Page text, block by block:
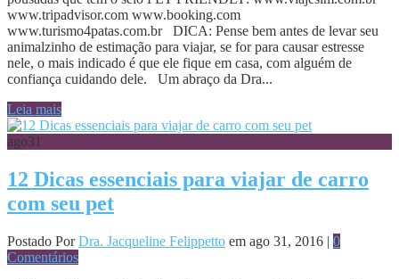
www.tripadvisor.com www.booking.com
www.turismo4patas.com.br DICA: Pense bem antes de levar seu
animalzinho de estimação para viajar, se for para causar estresse
nele, o mais indicado é que ele fique em casa, com alguém de
confiança cuidando dele. Um abraço da Dra...
Leia mais
ago31
12 Dicas essenciais para viajar de carro
com seu pet
Postado PorDra. Jacqueline Felippetto em ago 31, 2016 | 0
Comentários